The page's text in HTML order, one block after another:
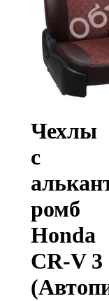
Чехлы
с
ромб
Honda
CR-V 3